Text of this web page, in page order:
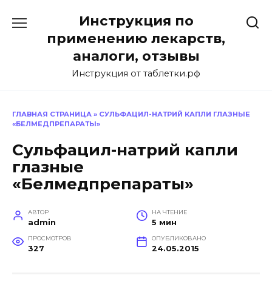
содержанию
Инструкция по
применению лекарств,
аналоги, отзывы
Инструкция от таблетки.рф
ГЛАВНАЯ СТРАНИЦА » СУЛЬФАЦИЛ-НАТРИЙ КАПЛИ ГЛАЗНЫЕ
«БЕЛМЕДПРЕПАРАТЫ»
Сульфацил-натрий капли
глазные
«Белмедпрепараты»
АВТОР
admin
НА ЧТЕНИЕ
5 мин
ПРОСМОТРОВ
327
ОПУБЛИКОВАНО
24.05.2015